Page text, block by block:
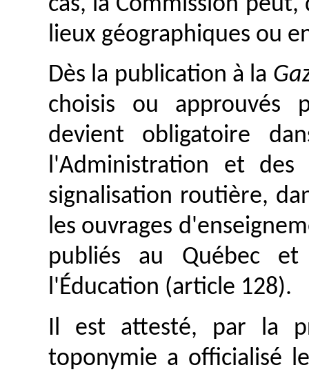
lieux géographiques ou
Dès la publication à la
choisis ou approuvés
devient obligatoire
l'Administration et des
signalisation routière,
les ouvrages
publiés au Québec
l'Éducation (article 128).
Il est attesté, par la
toponymie a officialisé